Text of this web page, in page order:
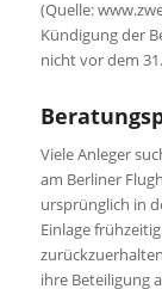
(Quelle:
Kündigung der
nicht vor dem
Viele Anleger
am Berliner
ursprünglich in
Einlage
ihre Beteiligung